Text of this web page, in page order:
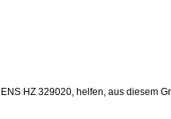
HZ 329020, helfen, aus diesem